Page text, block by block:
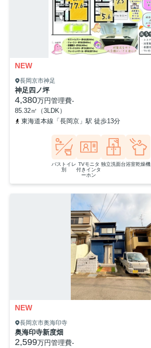
NEW
長岡京市神足
神足四ノ坪
4,380万円管理費-
85.32㎡（3LDK）
東海道本線「長岡京」駅 徒歩13分
バストイレ
別
TVモニタ
付きインタ
ーホン
独立洗面台浴室乾燥機
NEW
長岡京市奥海印寺
奥海印寺新度畑
2,599万円管理費-